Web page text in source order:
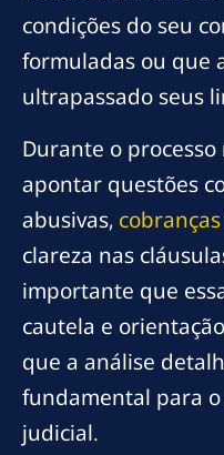
condições do seu
formuladas ou que
ultrapassado seus
Durante o
apontar questões
abusivas,
clareza nas
importante que
cautela e
que a análise
fundamental para o
judicial.